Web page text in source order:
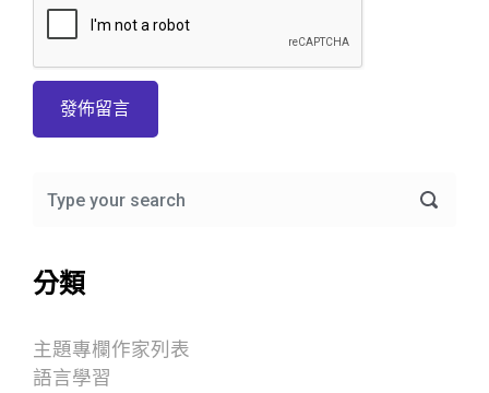
分類
主題專欄作家列表
語言學習